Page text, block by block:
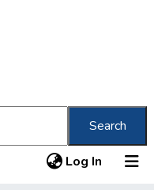
Search
Log In (current)